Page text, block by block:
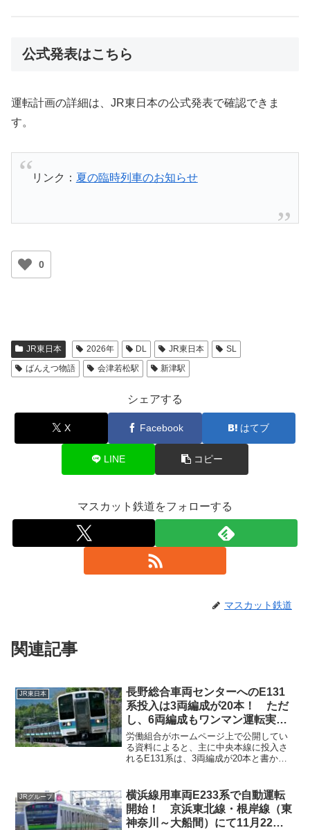
公式発表はこちら
運転計画の詳細は、JR東日本の公式発表で確認できま
す。
リンク： 夏の臨時列車のお知らせ
0
JR東日本 2026年 DL JR東日本
SL
ばんえつ物語
会津若松駅 新津駅
シェアする
X Facebook はてブ
LINE コピー
マスカット鉄道をフォローする
マスカット鉄道
関連記事
JR東日本
長野総合車両センターへのE131
系投入は3両編成が20本！ ただ
し、6両編成もワンマン運転実施
の予定
労働組合がホームページ上で公開してい
る資料によると、主に中央本線に投入さ
れるE131系は、3両編成が20本と書かれ
す。ホームドア等の安全装置が設置され
ていないにもかかわらず長編成でのワン
マン運転には問題があると思いますがど
うなのでしょうか。
JRグループ
横浜線用車両E233系で自動運転
開始！ 京浜東北線・根岸線（東
神奈川～大船間）にて11月22日